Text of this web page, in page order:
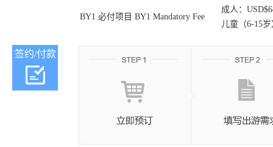
BY1 必付项目 BY1 Mandatory Fee
成人：
儿童（6-15
签约/付款